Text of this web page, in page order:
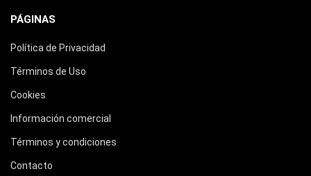
PÁGINAS
Política de Privacidad
Términos de Uso
Cookies
Información comercial
Términos y condiciones
Contacto